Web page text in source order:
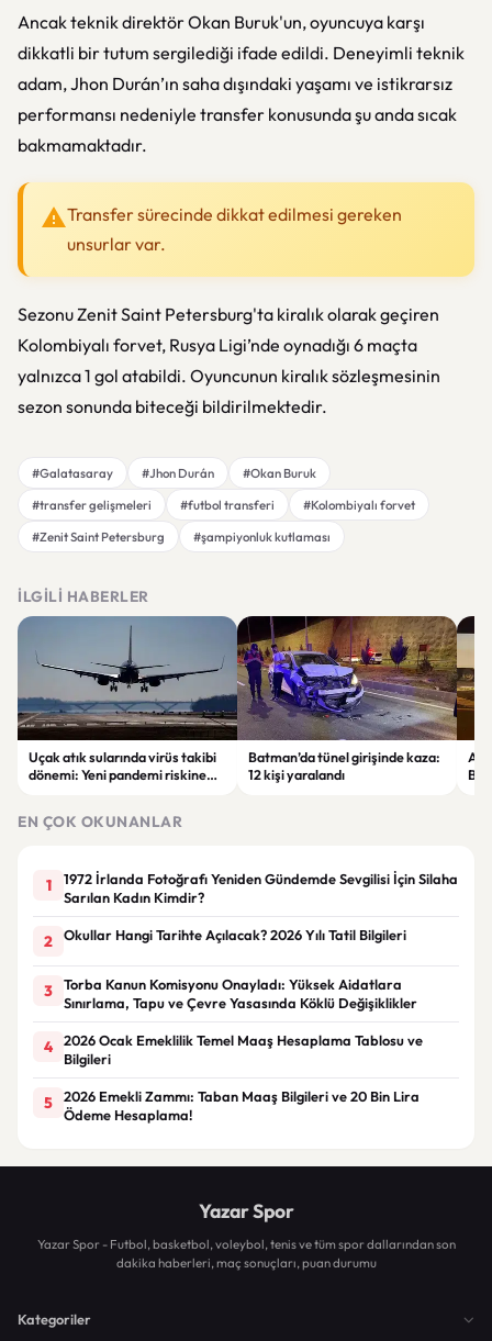
Ancak teknik direktör Okan Buruk'un, oyuncuya karşı
dikkatli bir tutum sergilediği ifade edildi. Deneyimli teknik
adam, Jhon Durán’ın saha dışındaki yaşamı ve istikrarsız
performansı nedeniyle transfer konusunda şu anda sıcak
bakmamaktadır.
Transfer sürecinde dikkat edilmesi gereken
unsurlar var.
Sezonu Zenit Saint Petersburg'ta kiralık olarak geçiren
Kolombiyalı forvet, Rusya Ligi’nde oynadığı 6 maçta
yalnızca 1 gol atabildi. Oyuncunun kiralık sözleşmesinin
sezon sonunda biteceği bildirilmektedir.
#Galatasaray #Jhon Durán
#Okan Buruk
#transfer gelişmeleri
#futbol transferi
#Kolombiyalı forvet
#Zenit Saint Petersburg
#şampiyonluk kutlaması
İLGILI HABERLER
Uçak atık sularında virüs takibi
dönemi: Yeni pandemi riskine
Batman’da tünel girişinde kaza:
12 kişi yaralandı
EN ÇOK OKUNANLAR
1
1972 İrlanda Fotoğrafı Yeniden Gündemde Sevgilisi İçin Silaha
Sarılan Kadın Kimdir?
2 Okullar Hangi Tarihte Açılacak? 2026 Yılı Tatil Bilgileri
3
Torba Kanun Komisyonu Onayladı: Yüksek Aidatlara
Sınırlama, Tapu ve Çevre Yasasında Köklü Değişiklikler
4
2026 Ocak Emeklilik Temel Maaş Hesaplama Tablosu ve
Bilgileri
5
2026 Emekli Zammı: Taban Maaş Bilgileri ve 20 Bin Lira
Ödeme Hesaplama!
Yazar Spor
Yazar Spor - Futbol, basketbol, voleybol, tenis ve tüm spor dallarından son
dakika haberleri, maç sonuçları, puan durumu
Kategoriler